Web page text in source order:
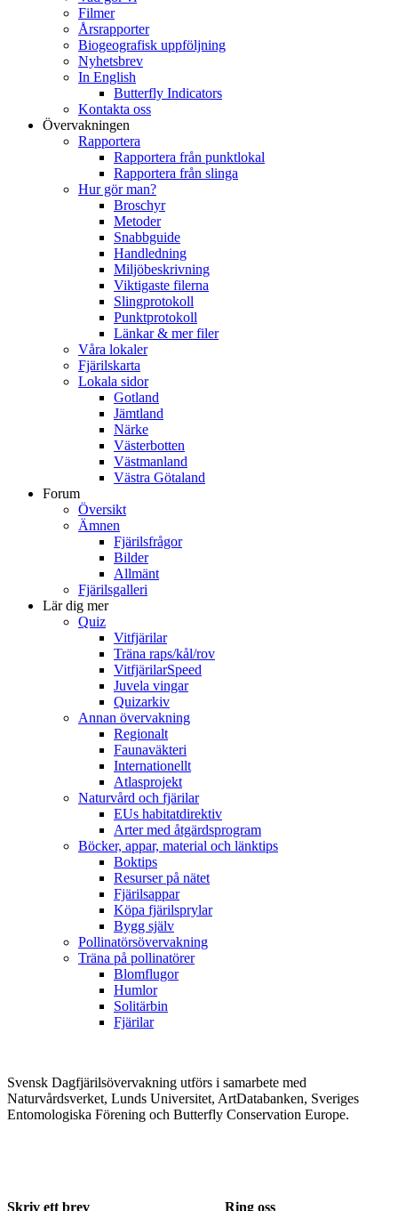
Filmer
Årsrapporter
Biogeografisk uppföljning
Nyhetsbrev
In English
Butterfly Indicators
Kontakta oss
Övervakningen
Rapportera
Rapportera från punktlokal
Rapportera från slinga
Hur gör man?
Broschyr
Metoder
Snabbguide
Handledning
Miljöbeskrivning
Viktigaste filerna
Slingprotokoll
Punktprotokoll
Länkar & mer filer
Våra lokaler
Fjärilskarta
Lokala sidor
Gotland
Jämtland
Närke
Västerbotten
Västmanland
Västra Götaland
Forum
Översikt
Ämnen
Fjärilsfrågor
Bilder
Allmänt
Fjärilsgalleri
Lär dig mer
Quiz
Vitfjärilar
Träna raps/kål/rov
VitfjärilarSpeed
Juvela vingar
Quizarkiv
Annan övervakning
Regionalt
Faunaväkteri
Internationellt
Atlasprojekt
Naturvård och fjärilar
EUs habitatdirektiv
Arter med åtgärdsprogram
Böcker, appar, material och länktips
Boktips
Resurser på nätet
Fjärilsappar
Köpa fjärilsprylar
Bygg själv
Pollinatörsövervakning
Träna på pollinatörer
Blomflugor
Humlor
Solitärbin
Fjärilar
Svensk Dagfjärilsövervakning utförs i samarbete med
Naturvårdsverket, Lunds Universitet, ArtDatabanken, Sveriges
Entomologiska Förening och Butterfly Conservation Europe.
Skriv ett brev Ring oss